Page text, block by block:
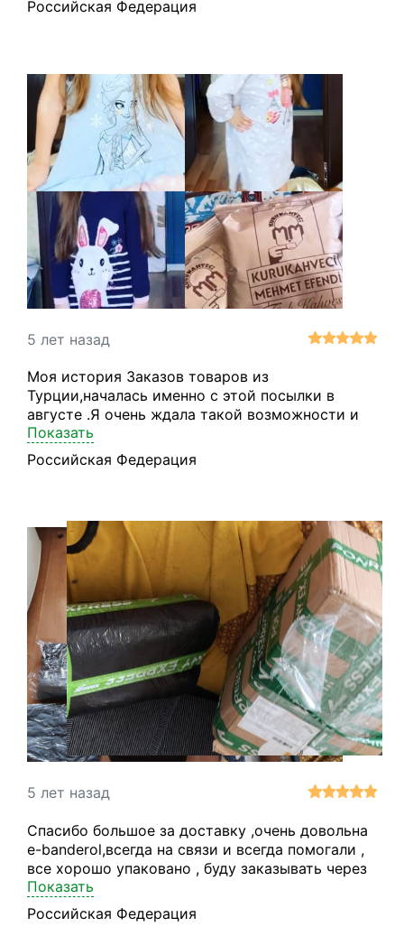
Благодарю операторов-онлайн, которые давали
стала Вашей постоянной клиенткой. Мне
остается с размерами и фасонами только не
ошибиться.
Российская Федерация
5 лет назад
Моя история Заказов товаров из
Турции,началась именно с этой посылки в
августе .Я очень ждала такой возможности и
наконец свершилось. Огромное спасибо
компании e-banderol ! Теперь практически
каждый месяц получаю новую посылку!
Показать
Российская Федерация
5 лет назад
Спасибо большое за доставку ,очень довольна
e-banderol,всегда на связи и всегда помогали ,
все хорошо упаковано , буду заказывать через
вас снова! Заказала с сайта Trendyol 8.08 все
заказы поступили на склад 11.08 получила
посылку в Екатеринбург 26.08
Показать
Российская Федерация